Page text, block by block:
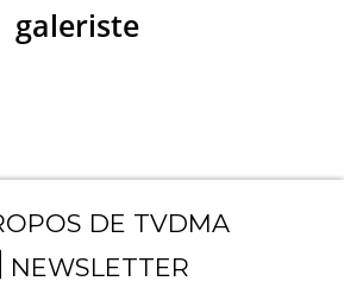
galeriste
DE TVDMA
NEWSLETTER